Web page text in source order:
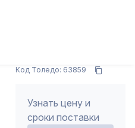
Код Толедо: 63859
Узнать цену и
сроки поставки